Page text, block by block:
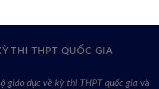
THI THPT QUỐC GIA
giáo dục về kỳ thi THPT quốc gia và